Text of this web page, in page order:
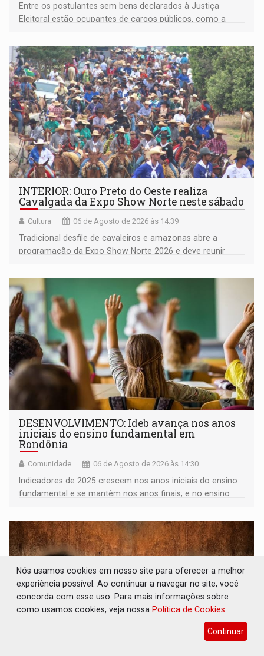
Entre os postulantes sem bens declarados à Justiça
Eleitoral estão ocupantes de cargos públicos, como a
Pedro Geovar (PP) e a vice-prefeita Magna dos Anjos
(NOVO)
INTERIOR: Ouro Preto do Oeste realiza
Cavalgada da Expo Show Norte neste sábado
Cultura 06 de Agosto de 2026 às 14:39
Tradicional desfile de cavaleiros e amazonas abre a
programação da Expo Show Norte 2026 e deve reunir
DESENVOLVIMENTO: Ideb avança nos anos
iniciais do ensino fundamental em
Rondônia
Comunidade 06 de Agosto de 2026 às 14:30
Indicadores de 2025 crescem nos anos iniciais do ensino
fundamental e se mantêm nos anos finais; e no ensino
Nós usamos cookies em nosso site para oferecer a melhor
experiência possível. Ao continuar a navegar no site, você
concorda com esse uso. Para mais informações sobre
como usamos cookies, veja nossa Política de Cookies
Continuar